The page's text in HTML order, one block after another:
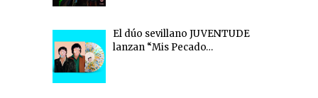
El dúo sevillano JUVENTUDE
lanzan “Mis Pecado…